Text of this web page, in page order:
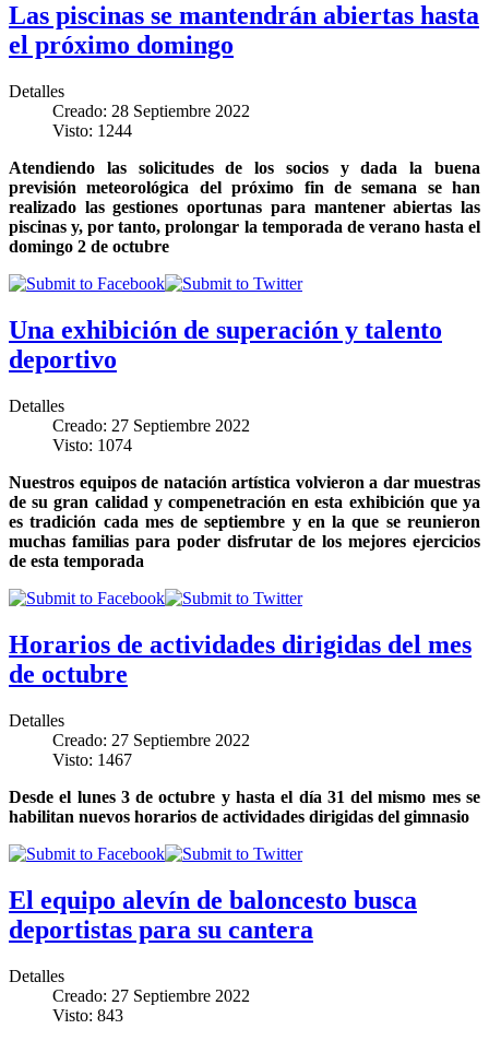
Las piscinas se mantendrán abiertas hasta
el próximo domingo
Detalles
Creado: 28 Septiembre 2022
Visto: 1244
Atendiendo las solicitudes de los socios y dada la buena
previsión meteorológica del próximo fin de semana se han
realizado las gestiones oportunas para mantener abiertas las
piscinas y, por tanto, prolongar la temporada de verano hasta el
domingo 2 de octubre
Una exhibición de superación y talento
deportivo
Detalles
Creado: 27 Septiembre 2022
Visto: 1074
Nuestros equipos de natación artística volvieron a dar muestras
de su gran calidad y compenetración en esta exhibición que ya
es tradición cada mes de septiembre y en la que se reunieron
muchas familias para poder disfrutar de los mejores ejercicios
de esta temporada
Horarios de actividades dirigidas del mes
de octubre
Detalles
Creado: 27 Septiembre 2022
Visto: 1467
Desde el lunes 3 de octubre y hasta el día 31 del mismo mes se
habilitan nuevos horarios de actividades dirigidas del gimnasio
El equipo alevín de baloncesto busca
deportistas para su cantera
Detalles
Creado: 27 Septiembre 2022
Visto: 843